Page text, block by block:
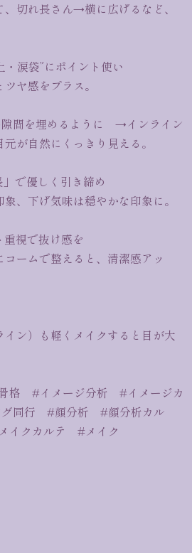
切れ長さん→横に広げるなど、
・涙袋”にポイント使い
ヤ感をプラス。
隙間を埋めるように →インライン
が自然にくっきり見える。
で優しく引き締め
、下げ気味は穏やかな印象に。
視で抜け感を
ームで整えると、清潔感アッ
ン）も軽くメイクすると目が大
格 #イメージ分析 #イメージカ
同行 #顔分析 #顔分析カル
クカルテ #メイク